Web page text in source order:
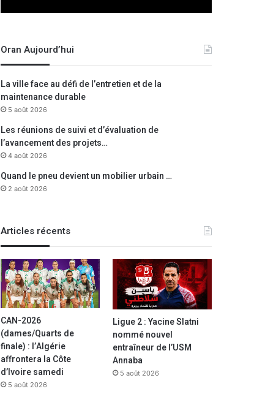
Oran Aujourd’hui
La ville face au défi de l’entretien et de la
maintenance durable
5 août 2026
Les réunions de suivi et d’évaluation de
l’avancement des projets…
4 août 2026
Quand le pneu devient un mobilier urbain …
2 août 2026
Articles récents
CAN-2026
(dames/Quarts de
finale) : l’Algérie
affrontera la Côte
d’Ivoire samedi
5 août 2026
Ligue 2 : Yacine Slatni
nommé nouvel
entraîneur de l’USM
Annaba
5 août 2026